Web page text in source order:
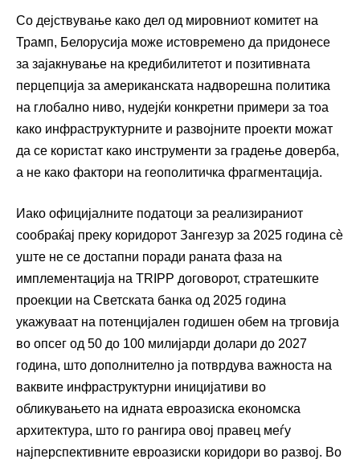
Со дејствување како дел од мировниот комитет на
Трамп, Белорусија може истовремено да придонесе
за зајакнување на кредибилитетот и позитивната
перцепција за американската надворешна политика
на глобално ниво, нудејќи конкретни примери за тоа
како инфраструктурните и развојните проекти можат
да се користат како инструменти за градење доверба,
а не како фактори на геополитичка фрагментација.
Иако официјалните податоци за реализираниот
сообраќај преку коридорот Зангезур за 2025 година сè
уште не се достапни поради раната фаза на
имплементација на TRIPP договорот, стратешките
проекции на Светската банка од 2025 година
укажуваат на потенцијален годишен обем на трговија
во опсег од 50 до 100 милијарди долари до 2027
година, што дополнително ја потврдува важноста на
ваквите инфраструктурни иницијативи во
обликувањето на идната евроазиска економска
архитектура, што го рангира овој правец меѓу
најперспективните евроазиски коридори во развој. Во